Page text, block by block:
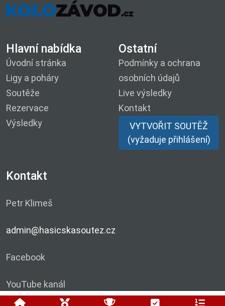
Hlavní nabídka
Úvodní stránka
Ligy a poháry
Soutěže
Rezervace
Výsledky
Ostatní
Podmínky a ochrana
osobních údajů
Live výsledky
Kontakt
VYTVOŘIT SOUTĚŽ
(vyžaduje přihlášení)
Kontakt
Petr Klimeš
admin@hasicskasoutez.cz
Facebook
YouTube kanál